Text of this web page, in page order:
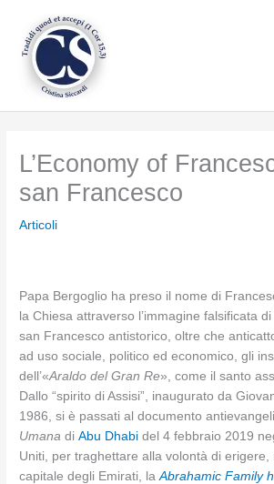
contenuto
L’Economy of
san Francesco
Articoli
Papa Bergoglio ha preso il nome di
la Chiesa attraverso l’immagine falsificata
san Francesco antistorico, oltre che
ad uso sociale, politico ed economico, gli
dell’«Araldo del Gran Re», come il santo
Dallo “spirito di Assisi”, inaugurato da
1986, si è passati al documento
Umana diAbu Dhabi del 4 febbraio 2019
Uniti, per traghettare alla volontà di erigere,
capitale degli Emirati, laAbrahamic Family